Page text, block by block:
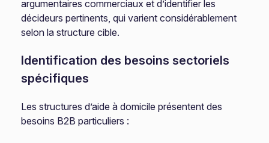
argumentaires commerciaux et d’identifier les
décideurs pertinents, qui varient considérablement
selon la structure cible.
Identification des besoins sectoriels
spécifiques
Les structures d’aide à domicile présentent des
besoins B2B particuliers :